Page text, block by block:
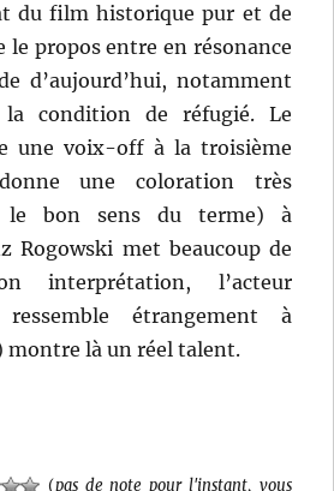
du film historique pur et de
le propos entre en résonance
d’aujourd’hui, notamment
condition de réfugié. Le
une voix-off à la troisième
une coloration très
le bon sens du terme) à
Rogowski met beaucoup de
interprétation, l’acteur
étrangement à
montre là un réel talent.
(pas de note pour l'instant, vous